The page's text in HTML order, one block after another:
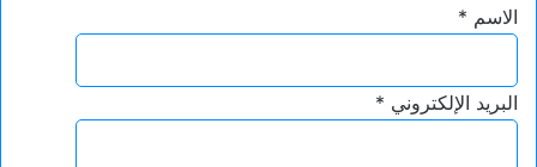
الاسم *
البريد الإلكتروني *